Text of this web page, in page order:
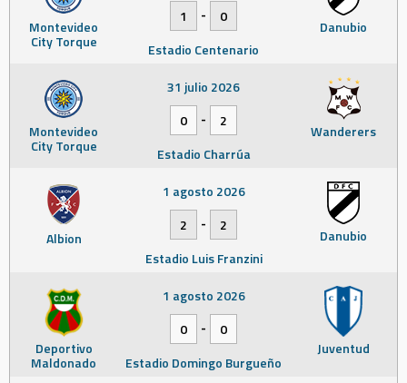
Montevideo
City Torque
Danubio
1
-
0
Estadio Centenario
Montevideo
City Torque
Wanderers
31 julio 2026
0
-
2
Estadio Charrúa
Albion Danubio
1 agosto 2026
2
-
2
Estadio Luis Franzini
Deportivo
Maldonado
Juventud
1 agosto 2026
0
-
0
Estadio Domingo Burgueño